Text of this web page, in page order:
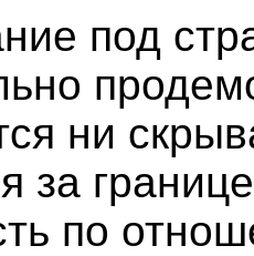
под
ни
за
по